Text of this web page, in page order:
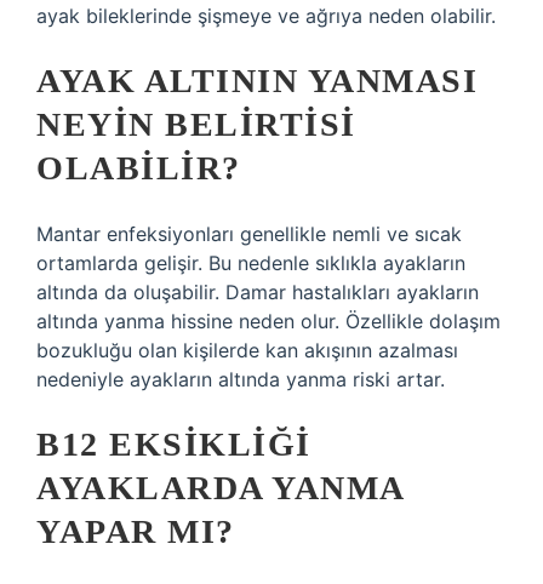
ayak bileklerinde şişmeye ve ağrıya neden olabilir.
AYAK ALTININ YANMASI
NEYIN BELIRTISI
OLABILIR?
Mantar enfeksiyonları genellikle nemli ve sıcak
ortamlarda gelişir. Bu nedenle sıklıkla ayakların
altında da oluşabilir. Damar hastalıkları ayakların
altında yanma hissine neden olur. Özellikle dolaşım
bozukluğu olan kişilerde kan akışının azalması
nedeniyle ayakların altında yanma riski artar.
B12 EKSIKLIĞI
AYAKLARDA YANMA
YAPAR MI?